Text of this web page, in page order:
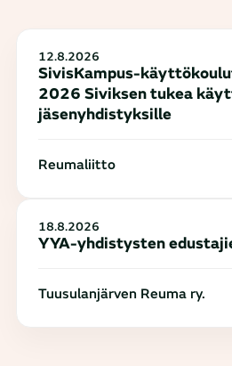
12.8.2026
SivisKampus-
2026 Siviksen tukea
jäsenyhdistyksille
Reumaliitto
18.8.2026
YYA-yhdistysten
Tuusulanjärven Reuma ry.